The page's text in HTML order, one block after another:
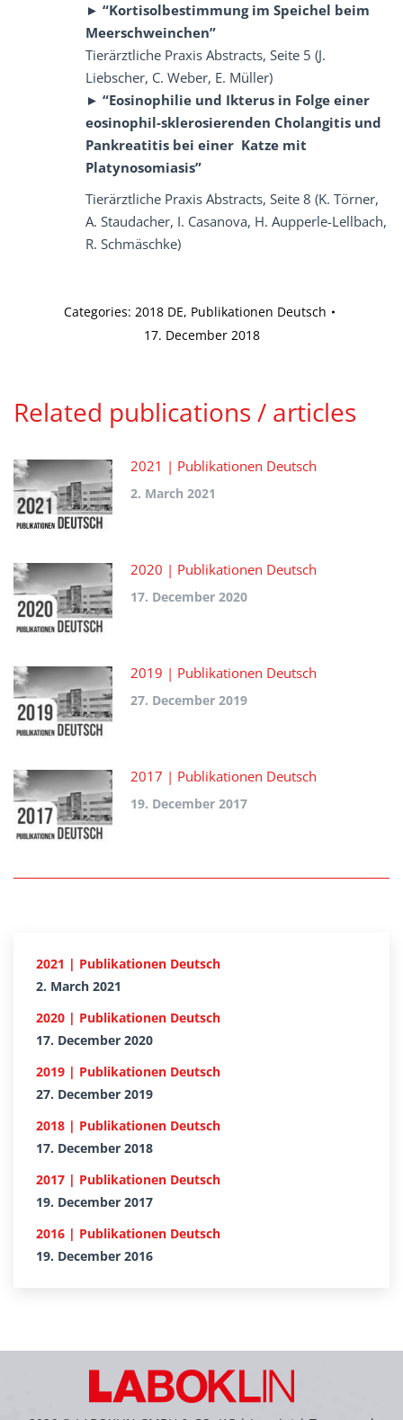
► “Kortisolbestimmung im Speichel beim
Meerschweinchen”
Tierärztliche Praxis Abstracts, Seite 5 (J.
Liebscher, C. Weber, E. Müller)
► “Eosinophilie und Ikterus in Folge einer
eosinophil-sklerosierenden Cholangitis und
Pankreatitis bei einer Katze mit
Platynosomiasis”
Tierärztliche Praxis Abstracts, Seite 8 (K. Törner,
A. Staudacher, I. Casanova, H. Aupperle-Lellbach,
R. Schmäschke)
Categories: 2018 DE, Publikationen Deutsch
17. December 2018
Related publications / articles
2021 | Publikationen Deutsch
2. March 2021
2020 | Publikationen Deutsch
17. December 2020
2019 | Publikationen Deutsch
27. December 2019
2017 | Publikationen Deutsch
19. December 2017
2021 | Publikationen Deutsch
2. March 2021
2020 | Publikationen Deutsch
17. December 2020
2019 | Publikationen Deutsch
27. December 2019
2018 | Publikationen Deutsch
17. December 2018
2017 | Publikationen Deutsch
19. December 2017
2016 | Publikationen Deutsch
19. December 2016